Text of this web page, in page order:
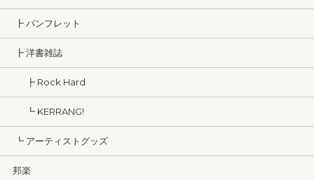
┣ パンフレット
┣ 洋書雑誌
┣ Rock Hard
┗ KERRANG!
┗ アーティストグッズ
邦楽